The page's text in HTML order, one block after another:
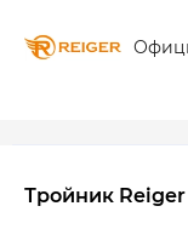
Тройник Reiger